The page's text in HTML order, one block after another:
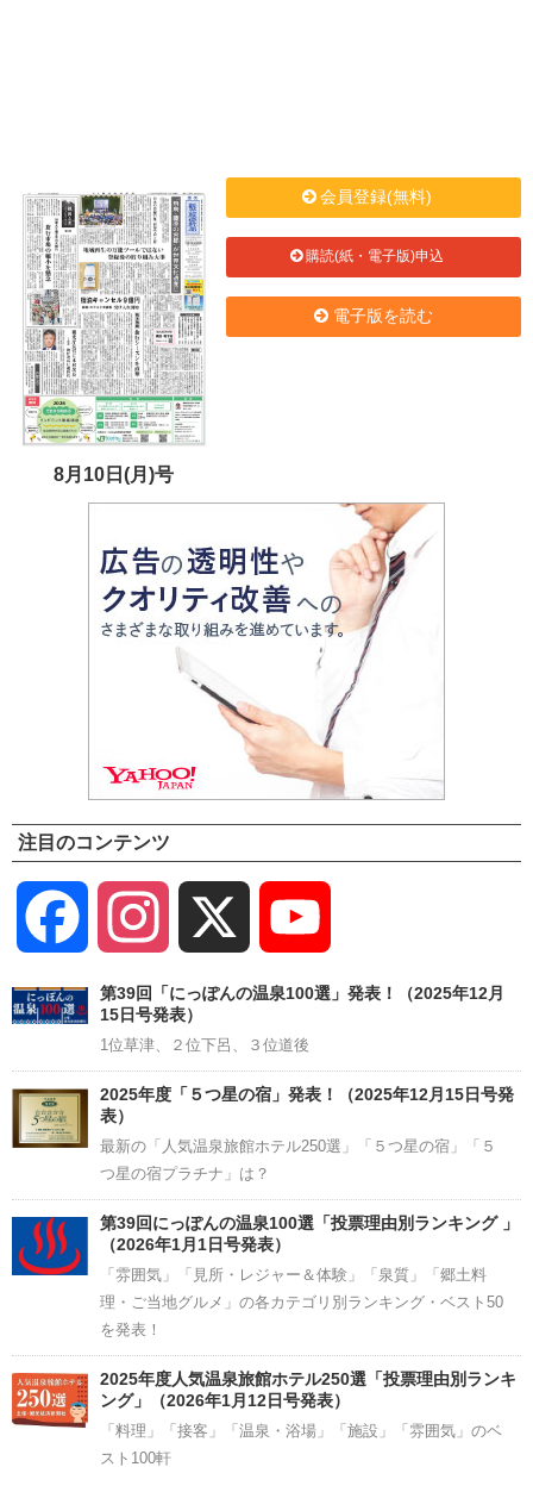
8月10日(月)号
会員登録(無料)
購読(紙・電子版)申込
電子版を読む
注目のコンテンツ
Facebook Instagram
Channel
第39回「にっぽんの温泉100選」発表！（2025年12月
15日号発表）
1位草津、２位下呂、３位道後
2025年度「５つ星の宿」発表！（2025年12月15日号発
表）
最新の「人気温泉旅館ホテル250選」「５つ星の宿」「５
つ星の宿プラチナ」は？
第39回にっぽんの温泉100選「投票理由別ランキング 」
（2026年1月1日号発表）
「雰囲気」「見所・レジャー＆体験」「泉質」「郷土料
理・ご当地グルメ」の各カテゴリ別ランキング・ベスト50
を発表！
2025年度人気温泉旅館ホテル250選「投票理由別ランキ
ング」（2026年1月12日号発表）
「料理」「接客」「温泉・浴場」「施設」「雰囲気」のベ
スト100軒